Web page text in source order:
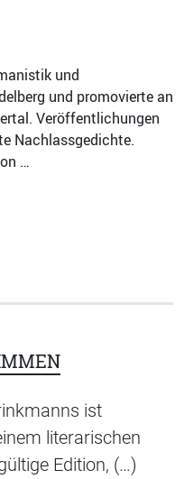
und
und promovierte an
Veröffentlichungen
Nachlassgedichte.
…
ist
literarischen
Edition, (…)